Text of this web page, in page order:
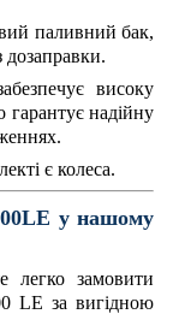
паливний бак,
дозаправки.
високу
гарантує надійну
є колеса.
у нашому
легко замовити
LE за вигідною